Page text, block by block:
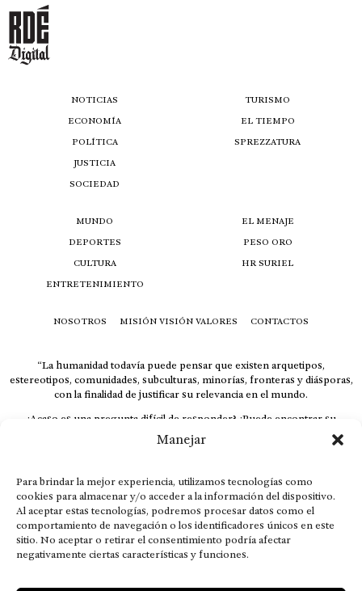
Manejar
Para brindar la mejor experiencia, utilizamos tecnologías como
cookies para almacenar y/o acceder a la información del dispositivo.
Al aceptar estas tecnologías, podremos procesar datos como el
comportamiento de navegación o los identificadores únicos en este
sitio. No aceptar o retirar el consentimiento podría afectar
negativamente ciertas características y funciones.
NOTICIAS
ECONOMÍA
POLÍTICA
JUSTICIA
SOCIEDAD
TURISMO
EL TIEMPO
SPREZZATURA
MUNDO
DEPORTES
CULTURA
ENTRETENIMIENTO
EL MENAJE
PESO ORO
HR SURIEL
NOSOTROS MISIÓN VISIÓN VALORES CONTACTOS
“La humanidad todavía puede pensar que existen arquetipos,
estereotipos, comunidades, subculturas, minorías, fronteras y diásporas,
con la finalidad de justificar su relevancia en el mundo.
¿Acaso es una pregunta difícil de responder? ¿Puede encontrar su
respuesta al instante, otorgando al receptor cuestionado espacio y
velocidad suficiente para responder correctamente? De no ser así, el que
El concepto de familia no está limitado exclusivamente a la sangre; seres
que surgen en nuestro diario vivir suelen pesar más que los
emparentados. Más bien, el apego de estas dos versiones de seres
queridos mueve ideales provenientes de sus vivencias.
This is for nuestra gente.” – HRSuriel